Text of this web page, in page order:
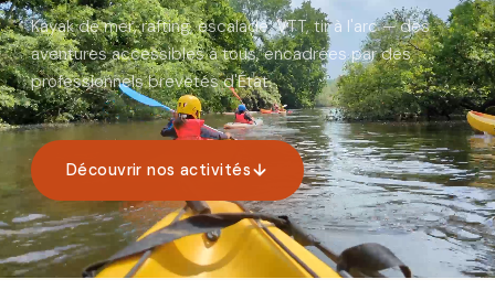
Kayak de mer, rafting, escalade, VTT, tir à l'arc — des
aventures accessibles à tous, encadrées par des
professionnels brevetés d'État.
Découvrir nos activités